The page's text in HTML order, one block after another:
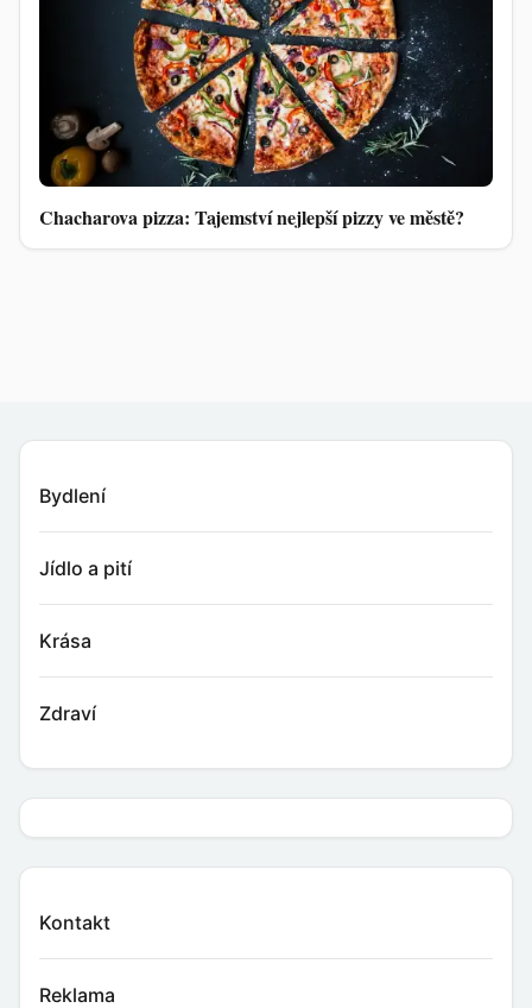
Chacharova pizza: Tajemství nejlepší pizzy ve městě?
Bydlení
Jídlo a pití
Krása
Zdraví
Kontakt
Reklama